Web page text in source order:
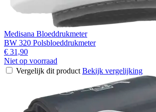
Medisana Bloeddrukmeter
BW 320 Polsbloeddrukmeter
€ 31,90
Niet op voorraad
Vergelijk dit product Bekijk vergelijking